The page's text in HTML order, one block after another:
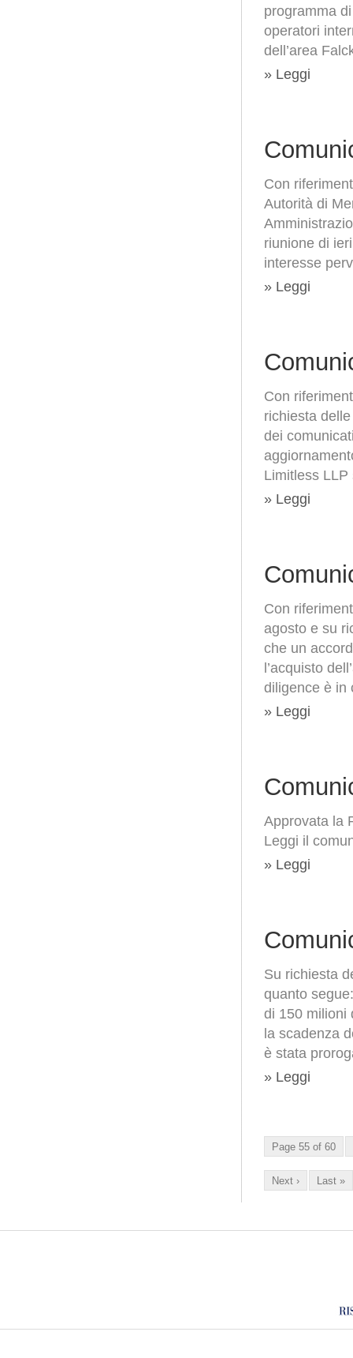
programma
operatori
dell’area
» Leggi
Con
Autorità di
riunione di
interesse
» Leggi
Con
richiesta
dei
Limitless LLP
» Leggi
Con
agosto e su
che un
l’acquisto
diligence è in
» Leggi
Approvata la
Leggi il
» Leggi
Su richiesta
quanto
di 150 milioni
la scadenza
è stata
» Leggi
Page 55 of 60
Next › Last »